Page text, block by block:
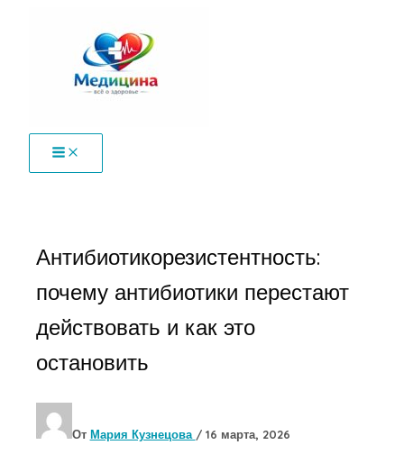
содержимому
Антибиотикорезистентность:
почему антибиотики перестают
действовать и как это
остановить
От Мария Кузнецова / 16 марта, 2026